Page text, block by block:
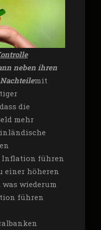
neben ihren
mit
die
mehr
Inflation führen
einer höheren
wiederum
führen